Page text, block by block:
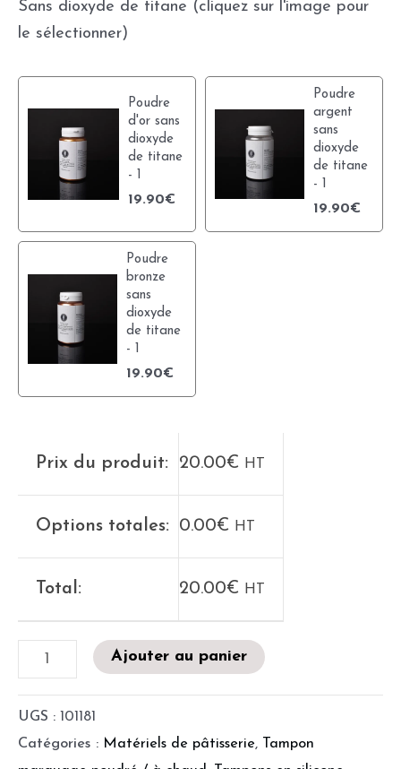
Sans dioxyde de titane (cliquez sur l'image pour
le sélectionner)
Poudre
d'or sans
dioxyde
de titane
- 1
19.90€
Poudre
argent
sans
dioxyde
de titane
- 1
19.90€
Poudre
bronze
sans
dioxyde
de titane
- 1
19.90€
Prix du produit: 20.00€ HT
Options totales: 0.00€ HT
Total: 20.00€ HT
Ajouter au panier
UGS : 101181
Catégories : Matériels de pâtisserie, Tampon